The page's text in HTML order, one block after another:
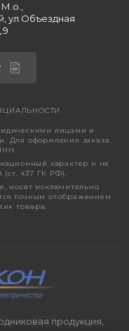
ул.Объездная
лицами и
Для оформления заказа
характер и не
(ст. 437 ГК РФ).
носят исключительно
точным отображением
товара.
продукция,